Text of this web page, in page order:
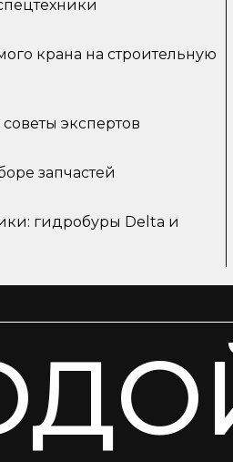
крана на строительную
экспертов
запчастей
гидробуры Delta и